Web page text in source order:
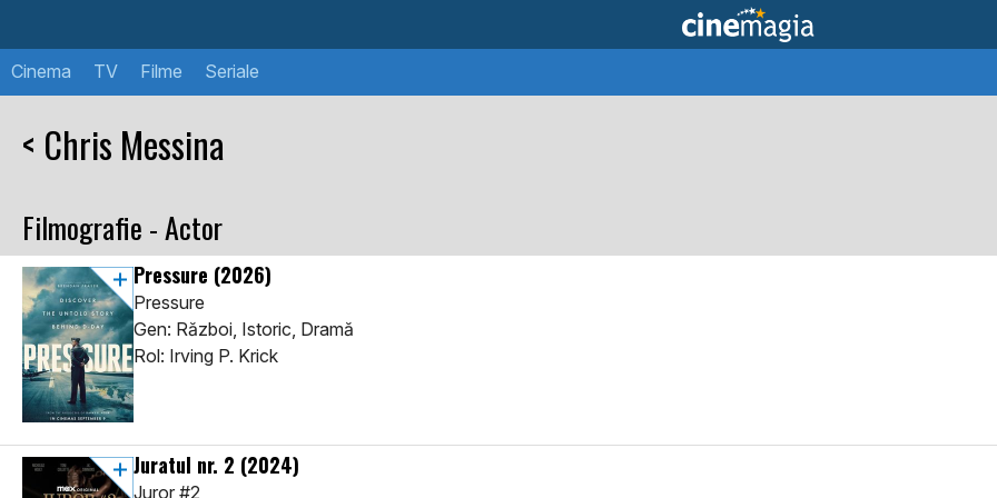
Cinema TV Filme Seriale
< Chris Messina
Filmografie - Actor
Pressure (2026)
Pressure
Gen: Război, Istoric, Dramă
Rol: Irving P. Krick
Juratul nr. 2 (2024)
Juror #2